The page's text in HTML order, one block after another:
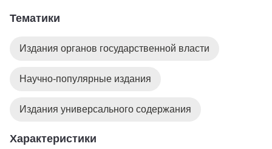
Тематики
Издания органов государственной власти
Научно-популярные издания
Издания универсального содержания
Характеристики